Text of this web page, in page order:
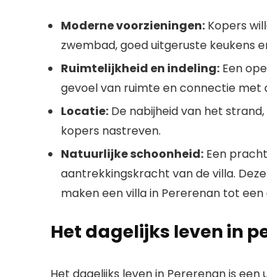
Moderne voorzieningen: Kopers
zwembad, goed uitgeruste keukens
Ruimtelijkheid en indeling: Een
gevoel van ruimte en connectie met
Locatie: De nabijheid van het
kopers nastreven.
Natuurlijke schoonheid: Een
aantrekkingskracht van de villa.
maken een villa in Pererenan tot een
Het dagelijks leven in